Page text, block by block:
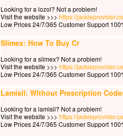
«
et,
«
et lui
Et
Looking for a lozol? Not a problem!
Visit the website >>> https://
Low Prices 24/7/365 Customer Support
Slimex: How To Buy Cr
Looking for a slimex? Not a problem!
Visit the website >>> https://
Low Prices 24/7/365 Customer Support
Lamisil: Without Prescription
Looking for a lamisil? Not a problem!
Visit the website >>> https://
Low Prices 24/7/365 Customer Support